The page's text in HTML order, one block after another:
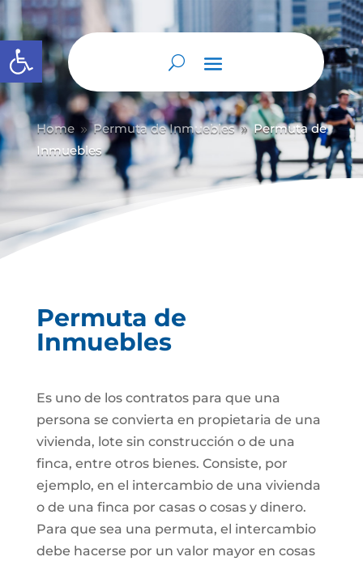
Abrir barra de herramientas
Home 9 Permuta de Inmuebles 9 Permuta de
Inmuebles
Permuta de
Inmuebles
Es uno de los contratos para que una
persona se convierta en propietaria de una
vivienda, lote sin construcción o de una
finca, entre otros bienes. Consiste, por
ejemplo, en el intercambio de una vivienda
o de una finca por casas o cosas y dinero.
Para que sea una permuta, el intercambio
debe hacerse por un valor mayor en cosas